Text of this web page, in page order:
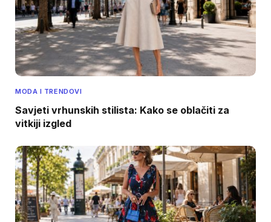
MODA I TRENDOVI
Savjeti vrhunskih stilista: Kako se oblačiti za
vitkiji izgled